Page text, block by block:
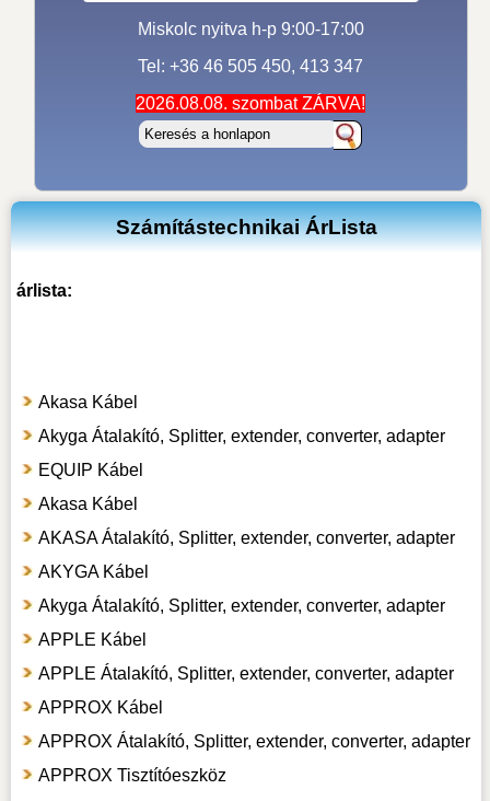
Miskolc nyitva h-p 9:00-17:00
Tel: +36 46 505 450, 413 347
2026.08.08. szombat ZÁRVA!
Számítástechnikai ÁrLista
árlista:
Akasa Kábel
Akyga Átalakító, Splitter, extender, converter, adapter
EQUIP Kábel
Akasa Kábel
AKASA Átalakító, Splitter, extender, converter, adapter
AKYGA Kábel
Akyga Átalakító, Splitter, extender, converter, adapter
APPLE Kábel
APPLE Átalakító, Splitter, extender, converter, adapter
APPROX Kábel
APPROX Átalakító, Splitter, extender, converter, adapter
APPROX Tisztítóeszköz